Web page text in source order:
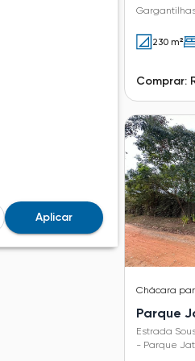
Aplicar
230 m²
Comprar:
Chácara
Parque
Estrada
- Parque